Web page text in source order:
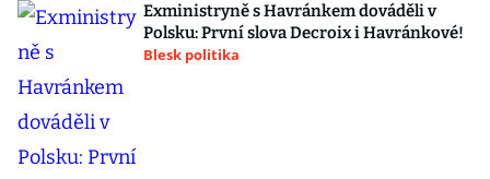
Exministryně s Havránkem dováděli v
Polsku: První slova Decroix i Havránkové!
Blesk politika